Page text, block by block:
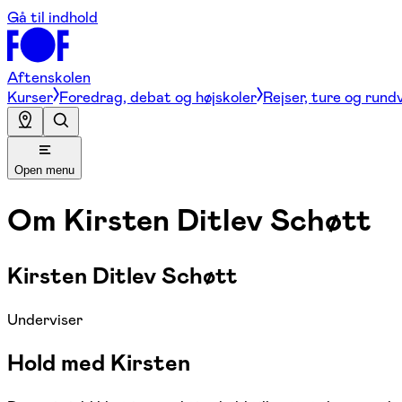
Gå til indhold
Aftenskolen
Kurser Foredrag, debat og højskoler Rejser, ture og
Open menu
Om Kirsten Ditlev Schøtt
Kirsten Ditlev Schøtt
Underviser
Hold med Kirsten